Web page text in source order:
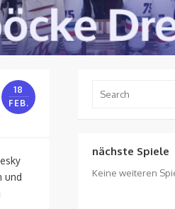
18
FEB.
und
for:
nächste Spiele
Keine weiteren